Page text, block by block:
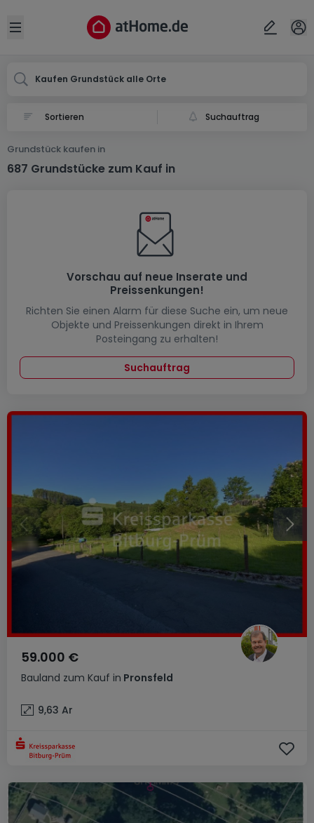
Open sidebar
Kaufen Grundstück alle Orte
Suchauftrag
Grundstück kaufen in
687 Grundstücke zum Kauf in
Vorschau auf neue Inserate und
Preissenkungen!
Richten Sie einen Alarm für diese Suche ein, um neue
Objekte und Preissenkungen direkt in Ihrem
Posteingang zu erhalten!
Suchauftrag
Bauland zum Kauf in Pronsfeld
59.000 €
9,63 Ar
Ort
Abbrechen ok